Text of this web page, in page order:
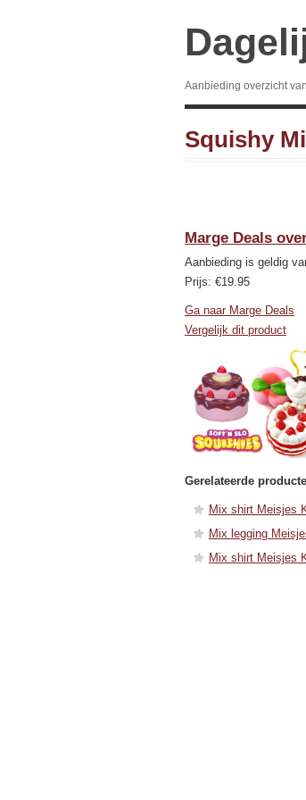
Aanbieding overzicht
Squishy
Marge Deals
Aanbieding is geldig
Prijs: €19.95
Ga naar Marge Deals
Vergelijk dit product
Gerelateerde
Mix shirt Meisjes
Mix legging
Mix shirt Meisjes